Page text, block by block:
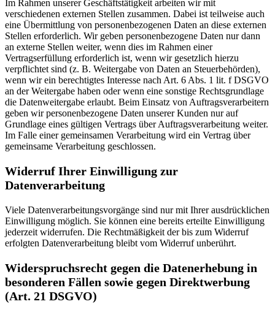
Im Rahmen unserer Geschäftstätigkeit arbeiten wir mit
verschiedenen externen Stellen zusammen. Dabei ist teilweise auch
eine Übermittlung von personenbezogenen Daten an diese externen
Stellen erforderlich. Wir geben personenbezogene Daten nur dann
an externe Stellen weiter, wenn dies im Rahmen einer
Vertragserfüllung erforderlich ist, wenn wir gesetzlich hierzu
verpflichtet sind (z. B. Weitergabe von Daten an Steuerbehörden),
wenn wir ein berechtigtes Interesse nach Art. 6 Abs. 1 lit. f DSGVO
an der Weitergabe haben oder wenn eine sonstige Rechtsgrundlage
die Datenweitergabe erlaubt. Beim Einsatz von Auftragsverarbeitern
geben wir personenbezogene Daten unserer Kunden nur auf
Grundlage eines gültigen Vertrags über Auftragsverarbeitung weiter.
Im Falle einer gemeinsamen Verarbeitung wird ein Vertrag über
gemeinsame Verarbeitung geschlossen.
Widerruf Ihrer Einwilligung zur
Datenverarbeitung
Viele Datenverarbeitungsvorgänge sind nur mit Ihrer ausdrücklichen
Einwilligung möglich. Sie können eine bereits erteilte Einwilligung
jederzeit widerrufen. Die Rechtmäßigkeit der bis zum Widerruf
erfolgten Datenverarbeitung bleibt vom Widerruf unberührt.
Widerspruchsrecht gegen die Datenerhebung in
besonderen Fällen sowie gegen Direktwerbung
(Art. 21 DSGVO)